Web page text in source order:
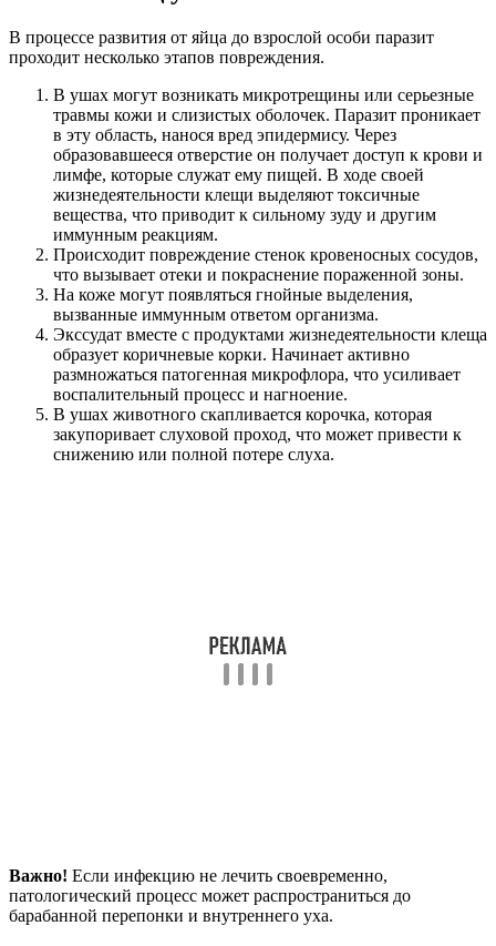
В процессе развития от яйца до взрослой особи паразит
проходит несколько этапов повреждения.
В ушах могут возникать микротрещины или серьезные
травмы кожи и слизистых оболочек. Паразит проникает
в эту область, нанося вред эпидермису. Через
образовавшееся отверстие он получает доступ к крови и
лимфе, которые служат ему пищей. В ходе своей
жизнедеятельности клещи выделяют токсичные
вещества, что приводит к сильному зуду и другим
иммунным реакциям.
Происходит повреждение стенок кровеносных сосудов,
что вызывает отеки и покраснение пораженной зоны.
На коже могут появляться гнойные выделения,
вызванные иммунным ответом организма.
Экссудат вместе с продуктами жизнедеятельности клеща
образует коричневые корки. Начинает активно
размножаться патогенная микрофлора, что усиливает
воспалительный процесс и нагноение.
В ушах животного скапливается корочка, которая
закупоривает слуховой проход, что может привести к
снижению или полной потере слуха.
Важно! Если инфекцию не лечить своевременно,
патологический процесс может распространиться до
барабанной перепонки и внутреннего уха.